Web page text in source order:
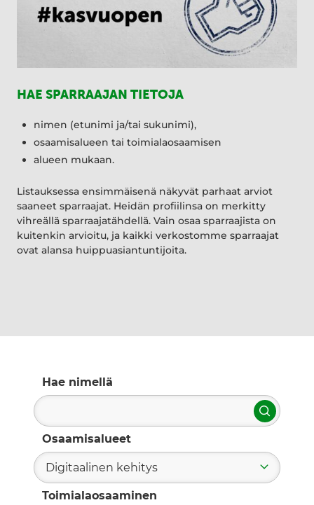
HAE SPARRAAJAN TIETOJA
nimen (etunimi ja/tai sukunimi),
osaamisalueen tai toimialaosaamisen
alueen mukaan.
Listauksessa ensimmäisenä näkyvät parhaat arviot
saaneet sparraajat. Heidän profiilinsa on merkitty
vihreällä sparraajatähdellä. Vain osaa sparraajista on
kuitenkin arvioitu, ja kaikki verkostomme sparraajat
ovat alansa huippuasiantuntijoita.
Hae nimellä
Hae
Osaamisalueet
Digitaalinen kehitys
Toimialaosaaminen